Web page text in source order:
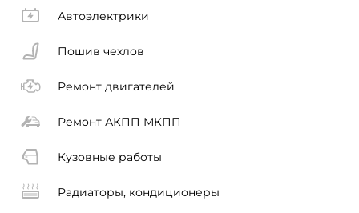
Автоэлектрики
Пошив чехлов
Ремонт двигателей
Ремонт АКПП МКПП
Кузовные работы
Радиаторы, кондиционеры